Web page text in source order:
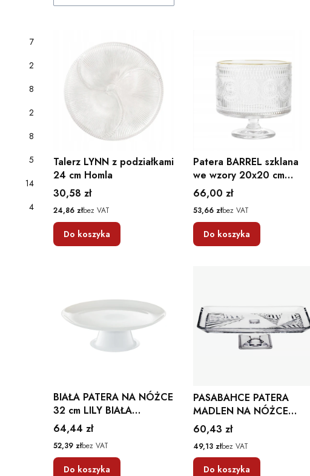
7
2
8
2
8
5
14
4
Talerz LYNN z podziałkami
24 cm Homla
Cena
30,58 zł
Cena
24,86 złbez VAT
Do koszyka
Patera BARREL szklana
we wzory 20x20 cm
Homla
Cena
66,00 zł
Cena
53,66 złbez VAT
Do koszyka
BIAŁA PATERA NA NÓŻCE
32 cm LILY BIAŁA
AMBITIO
Cena
64,44 zł
Cena
52,39 złbez VAT
Do koszyka
PASABAHCE PATERA
MADLEN NA NÓŻCE
SZKLANA NA CIASTO
27,6 X 16,5 CM
Cena
60,43 zł
Cena
49,13 złbez VAT
Do koszyka